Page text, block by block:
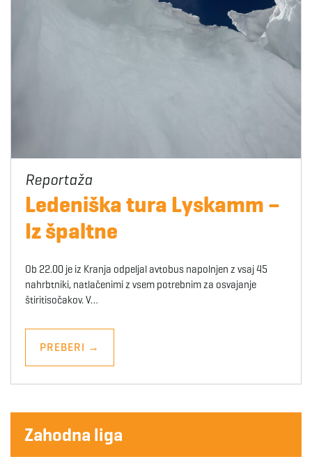
Ledeniška tura Lyskamm –
Iz špaltne
Ob 22.00 je iz Kranja odpeljal avtobus napolnjen z vsaj 45
nahrbtniki, natlačenimi z vsem potrebnim za osvajanje
štiritisočakov. V…
PREBERI →
Zahodna liga